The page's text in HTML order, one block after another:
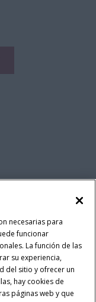
necesarias para
funcionar
La función de las
su experiencia,
del sitio y ofrecer un
hay cookies de
páginas web y que